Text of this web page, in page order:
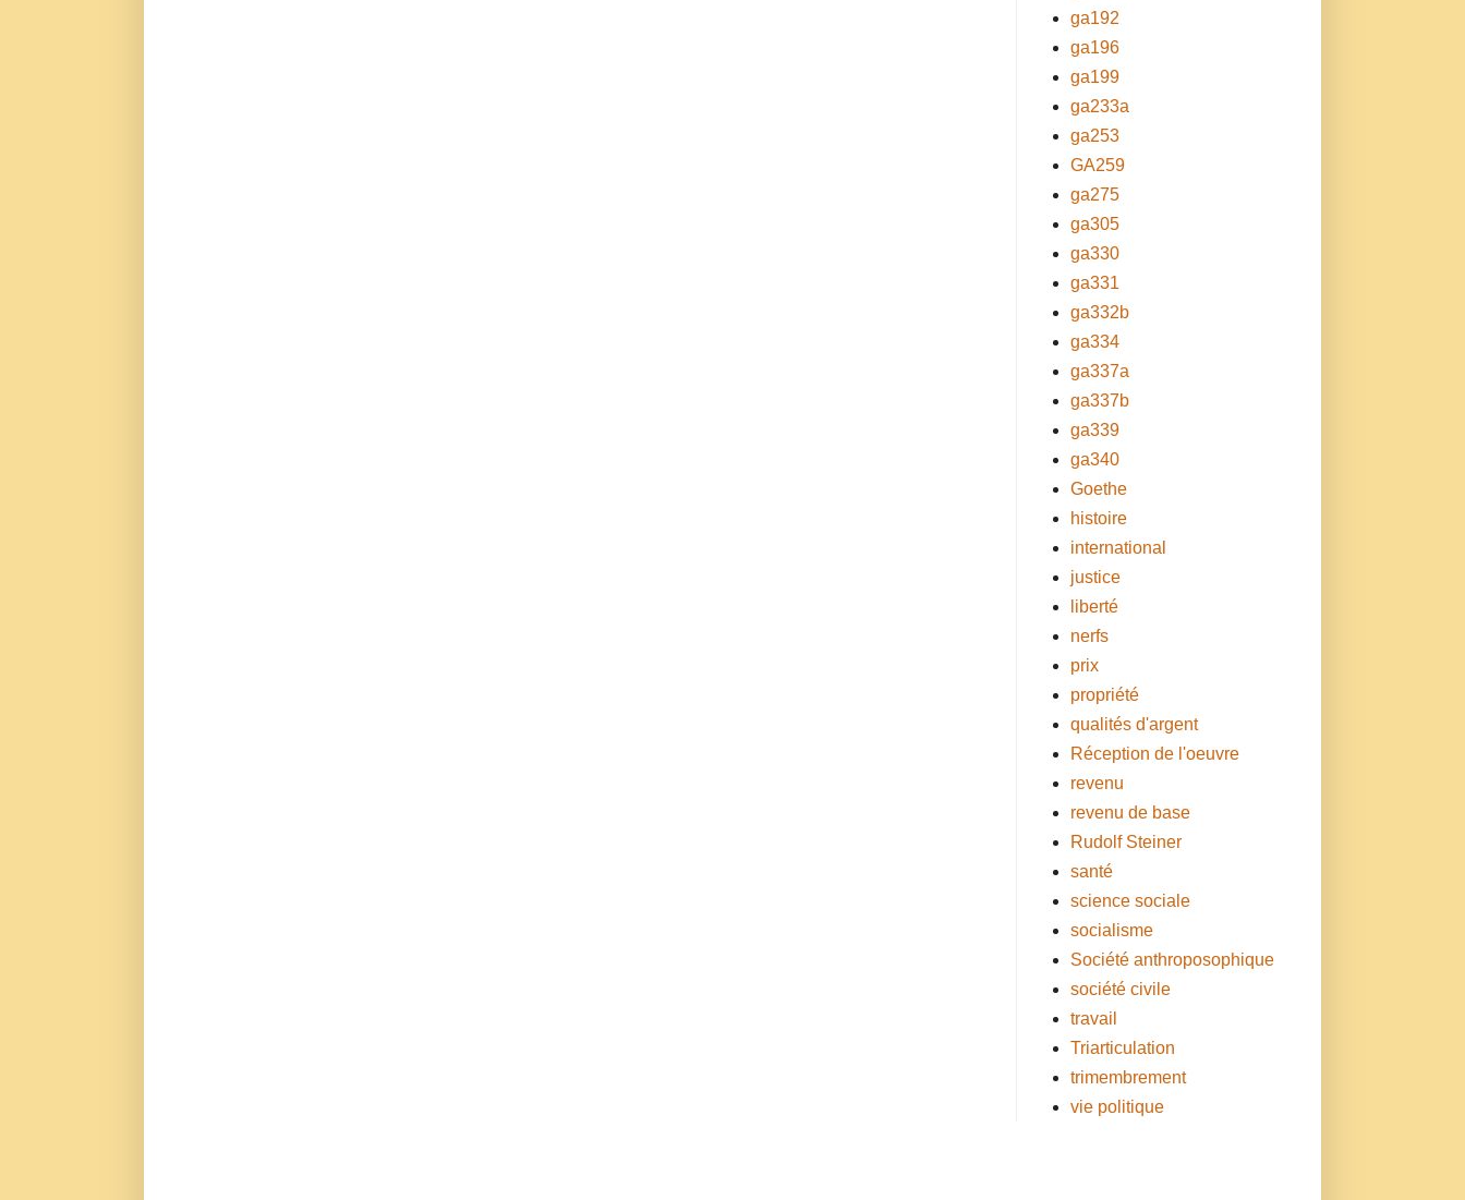
ga192
ga196
ga199
ga233a
ga253
GA259
ga275
ga305
ga330
ga331
ga332b
ga334
ga337a
ga337b
ga339
ga340
Goethe
histoire
international
justice
liberté
nerfs
prix
propriété
qualités d'argent
Réception de l'oeuvre
revenu
revenu de base
Rudolf Steiner
santé
science sociale
socialisme
Société anthroposophique
société civile
travail
Triarticulation
trimembrement
vie politique